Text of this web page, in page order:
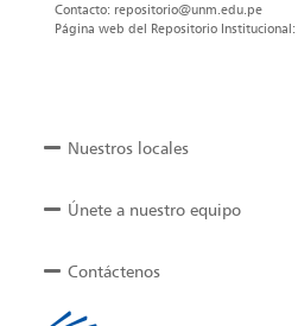
Contacto: repositorio@unm.edu.pe
Página web del Repositorio Institucional:
Nuestros locales
Únete a nuestro equipo
Contáctenos